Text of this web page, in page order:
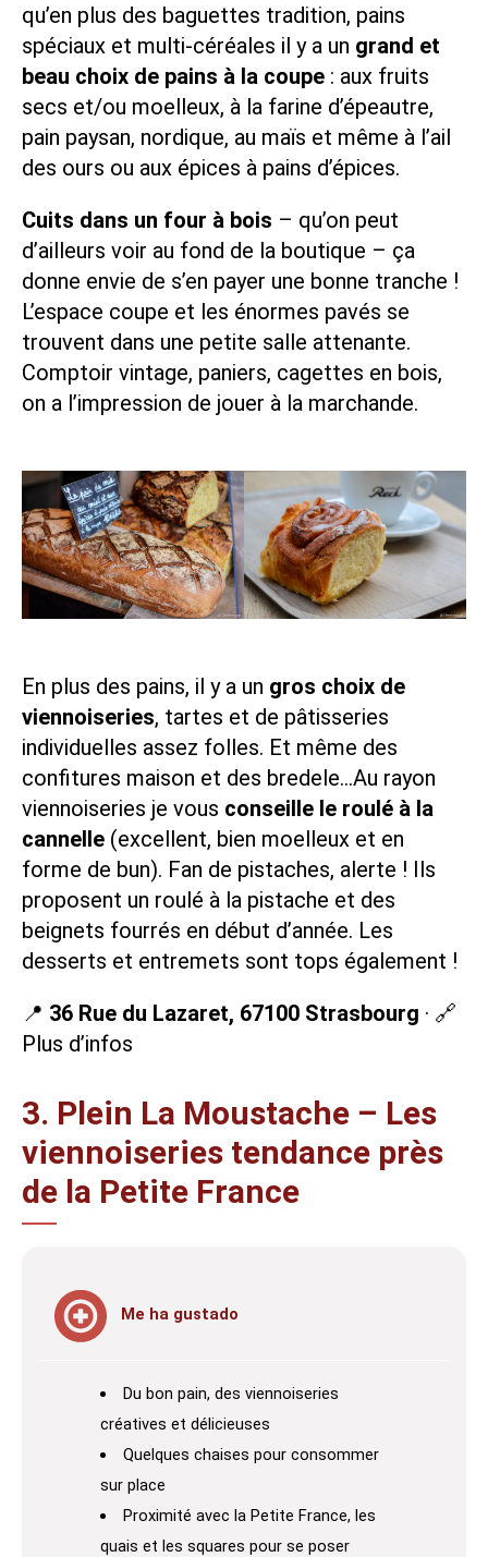
qu’en plus des baguettes tradition, pains
spéciaux et multi-céréales il y a un grand et
beau choix de pains à la coupe : aux fruits
secs et/ou moelleux, à la farine d’épeautre,
pain paysan, nordique, au maïs et même à l’ail
des ours ou aux épices à pains d’épices.
Cuits dans un four à bois – qu’on peut
d’ailleurs voir au fond de la boutique – ça
donne envie de s’en payer une bonne tranche !
L’espace coupe et les énormes pavés se
trouvent dans une petite salle attenante.
Comptoir vintage, paniers, cagettes en bois,
on a l’impression de jouer à la marchande.
En plus des pains, il y a un gros choix de
viennoiseries, tartes et de pâtisseries
individuelles assez folles. Et même des
confitures maison et des bredele…Au rayon
viennoiseries je vous conseille le roulé à la
cannelle (excellent, bien moelleux et en
forme de bun). Fan de pistaches, alerte ! Ils
proposent un roulé à la pistache et des
beignets fourrés en début d’année. Les
desserts et entremets sont tops également !
📍 36 Rue du Lazaret, 67100 Strasbourg · 🔗
Plus d’infos
3. Plein La Moustache – Les
viennoiseries tendance près
de la Petite France
Me ha gustado
Du bon pain, des viennoiseries
créatives et délicieuses
Quelques chaises pour consommer
sur place
Proximité avec la Petite France, les
quais et les squares pour se poser